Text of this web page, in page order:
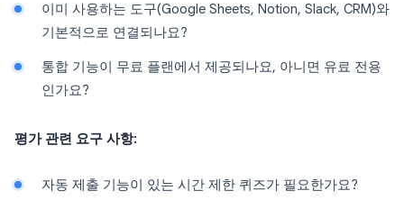
이미 사용하는 도구(Google Sheets, Notion, Slack, CRM)와
기본적으로 연결되나요?
통합 기능이 무료 플랜에서 제공되나요, 아니면 유료 전용
인가요?
평가 관련 요구 사항:
자동 제출 기능이 있는 시간 제한 퀴즈가 필요한가요?